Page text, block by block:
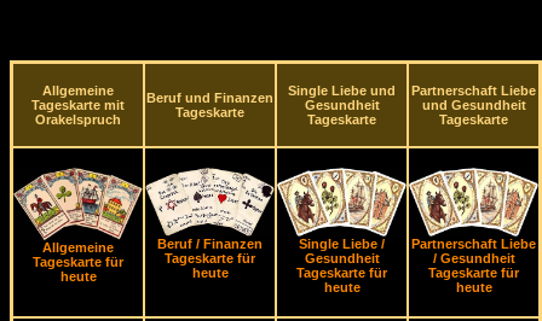
Allgemeine
Tageskarte mit
Orakelspruch
Beruf und Finanzen
Tageskarte
Single Liebe und
Gesundheit
Tageskarte
Partnerschaft Liebe
und Gesundheit
Tageskarte
Allgemeine
Tageskarte für
heute
Beruf / Finanzen
Tageskarte für
heute
Single Liebe /
Gesundheit
Tageskarte für
heute
Partnerschaft Liebe
/ Gesundheit
Tageskarte für
heute